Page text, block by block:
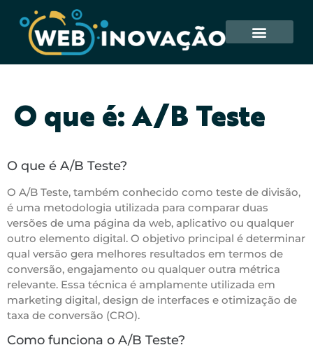
O que é: A/B Teste
O que é A/B Teste?
O A/B Teste, também conhecido como teste de divisão,
é uma metodologia utilizada para comparar duas
versões de uma página da web, aplicativo ou qualquer
outro elemento digital. O objetivo principal é determinar
qual versão gera melhores resultados em termos de
conversão, engajamento ou qualquer outra métrica
relevante. Essa técnica é amplamente utilizada em
marketing digital, design de interfaces e otimização de
taxa de conversão (CRO).
Como funciona o A/B Teste?